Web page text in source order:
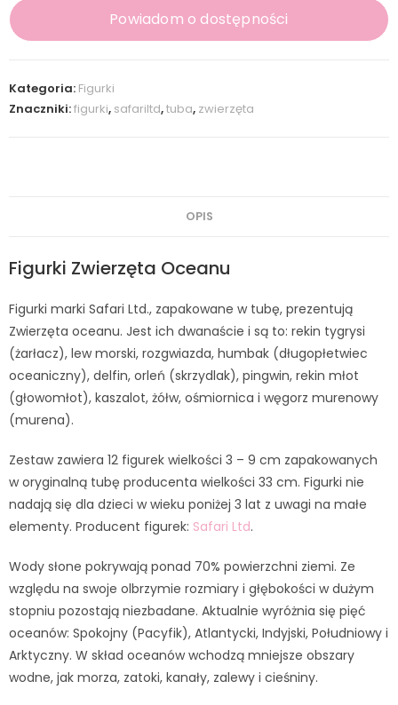
Powiadom o dostępności
Kategoria: Figurki
Znaczniki:figurki, safariltd,tuba, zwierzęta
OPIS
Figurki Zwierzęta Oceanu
Figurki marki Safari Ltd., zapakowane w tubę, prezentują
Zwierzęta oceanu. Jest ich dwanaście i są to: rekin tygrysi
(żarłacz), lew morski, rozgwiazda, humbak (długopłetwiec
oceaniczny), delfin, orleń (skrzydlak), pingwin, rekin młot
(głowomłot), kaszalot, żółw, ośmiornica i węgorz murenowy
(murena).
Zestaw zawiera 12 figurek wielkości 3 – 9 cm zapakowanych
w oryginalną tubę producenta wielkości 33 cm. Figurki nie
nadają się dla dzieci w wieku poniżej 3 lat z uwagi na małe
elementy. Producent figurek: Safari Ltd.
Wody słone pokrywają ponad 70% powierzchni ziemi. Ze
względu na swoje olbrzymie rozmiary i głębokości w dużym
stopniu pozostają niezbadane. Aktualnie wyróżnia się pięć
oceanów: Spokojny (Pacyfik), Atlantycki, Indyjski, Południowy i
Arktyczny. W skład oceanów wchodzą mniejsze obszary
wodne, jak morza, zatoki, kanały, zalewy i cieśniny.